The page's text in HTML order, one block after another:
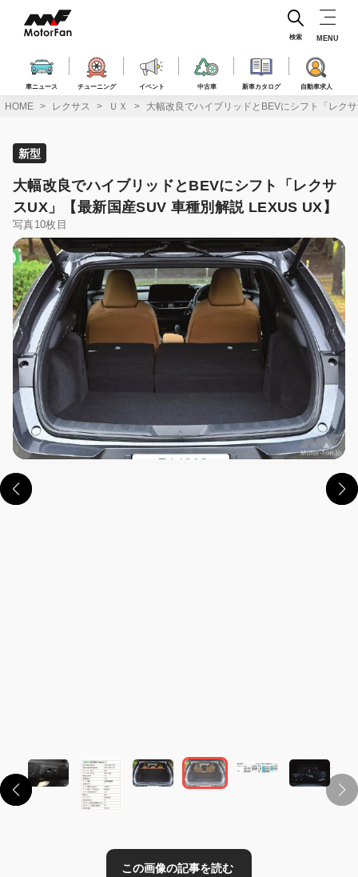
ス
車ニュース チューニング イベント 中古車 新車カタログ 自動車求人
検索 MENU
HOME レクサス ＵＸ 大幅改良でハイブリッドとBEVにシフト「レク
新型
大幅改良でハイブリッドとBEVにシフト「レクサ
スUX」【最新国産SUV 車種別解説 LEXUS UX】
写真10枚目